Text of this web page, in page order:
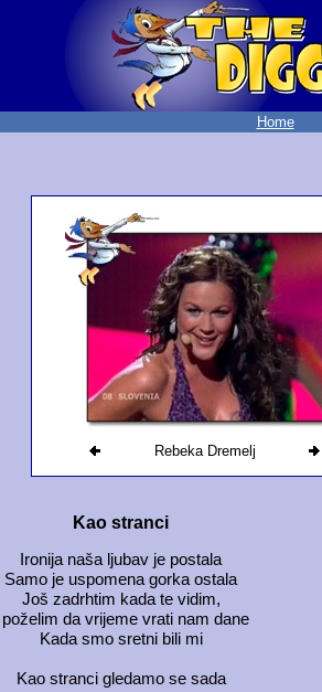
Home
Rebeka Dremelj
Kao stranci
Ironija naša ljubav je postala
Samo je uspomena gorka ostala
Još zadrhtim kada te vidim,
I poželim da vrijeme vrati nam dane
Kada smo sretni bili mi
Kao stranci gledamo se sada